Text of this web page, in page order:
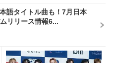
語タイトル曲も！7月日本
リリース情報6...